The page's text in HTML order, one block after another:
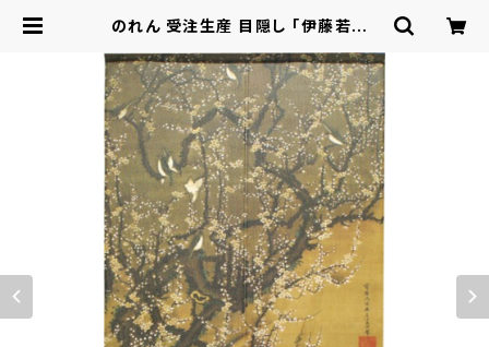
のれん 受注生産 目隠し 「伊藤若冲_
風 / 家具・インテリア ファブリック・敷
物 | ロシナンテ！オンライン - 総合シ
ョッピングサイト -